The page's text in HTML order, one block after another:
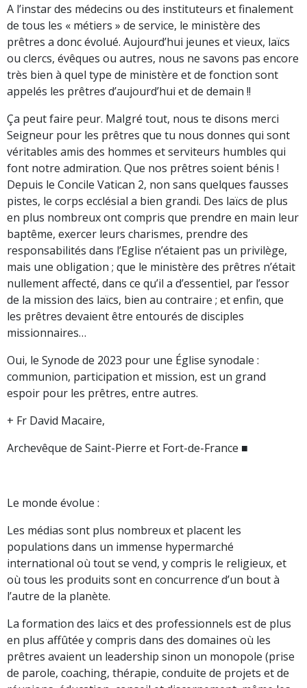
A l’instar des médecins ou des instituteurs et finalement
de tous les « métiers » de service, le ministère des
prêtres a donc évolué. Aujourd’hui jeunes et vieux, laïcs
ou clercs, évêques ou autres, nous ne savons pas encore
très bien à quel type de ministère et de fonction sont
appelés les prêtres d’aujourd’hui et de demain !!
Ça peut faire peur. Malgré tout, nous te disons merci
Seigneur pour les prêtres que tu nous donnes qui sont
véritables amis des hommes et serviteurs humbles qui
font notre admiration. Que nos prêtres soient bénis !
Depuis le Concile Vatican 2, non sans quelques fausses
pistes, le corps ecclésial a bien grandi. Des laïcs de plus
en plus nombreux ont compris que prendre en main leur
baptême, exercer leurs charismes, prendre des
responsabilités dans l’Eglise n’étaient pas un privilège,
mais une obligation ; que le ministère des prêtres n’était
nullement affecté, dans ce qu’il a d’essentiel, par l’essor
de la mission des laïcs, bien au contraire ; et enfin, que
les prêtres devaient être entourés de disciples
missionnaires…
Oui, le Synode de 2023 pour une Église synodale :
communion, participation et mission, est un grand
espoir pour les prêtres, entre autres.
+ Fr David Macaire,
Archevêque de Saint-Pierre et Fort-de-France ■
Le monde évolue :
Les médias sont plus nombreux et placent les
populations dans un immense hypermarché
international où tout se vend, y compris le religieux, et
où tous les produits sont en concurrence d’un bout à
l’autre de la planète.
La formation des laïcs et des professionnels est de plus
en plus affûtée y compris dans des domaines où les
prêtres avaient un leadership sinon un monopole (prise
de parole, coaching, thérapie, conduite de projets et de